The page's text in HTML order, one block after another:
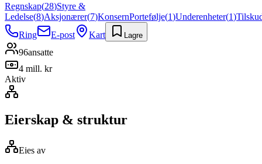
Regnskap(28)Styre &
Ledelse(8)Aksjonærer(7)KonsernPortefølje(1)Underenheter(1)
Ring
E-post Kart Lagre
96ansatte
4 mill. kr
Aktiv
Eierskap & struktur
Eies av